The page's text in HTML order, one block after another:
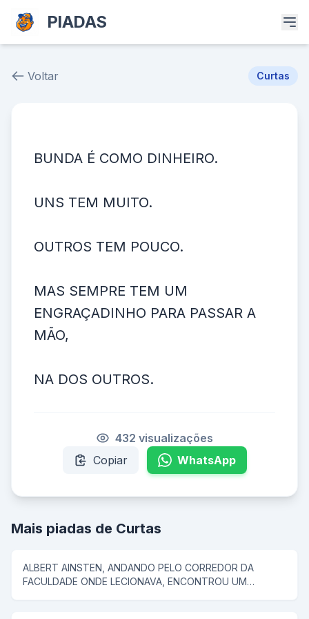
PIADAS
Voltar Curtas
BUNDA É COMO DINHEIRO.
UNS TEM MUITO.
OUTROS TEM POUCO.
MAS SEMPRE TEM UM
ENGRAÇADINHO PARA PASSAR A
MÃO,
NA DOS OUTROS.
432 visualizações
Copiar
WhatsApp
Mais piadas de Curtas
ALBERT AINSTEN, ANDANDO PELO CORREDOR DA
FACULDADE ONDE LECIONAVA, ENCONTROU UM